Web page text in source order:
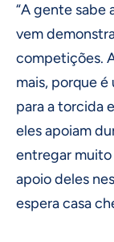
“A gente sabe
vem
competições.
mais, porque
para a torcida
eles apoiam
entregar
apoio deles
espera casa